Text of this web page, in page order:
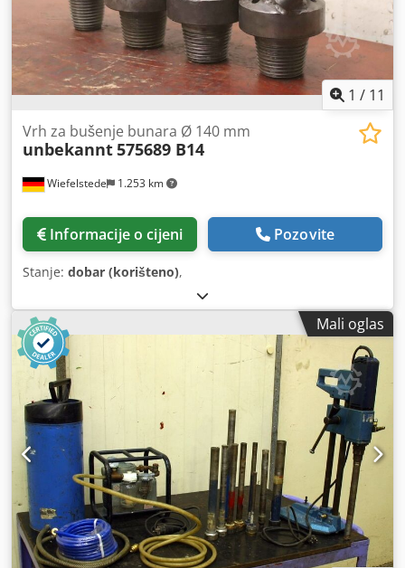
1 / 11
Wiefelstede 1.253 km
Vrh za bušenje bunara Ø 140 mm
unbekannt575689 B14
Informacije o cijeni Pozovite
Stanje: dobar (korišteno),
Mali oglas